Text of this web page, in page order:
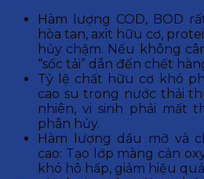
Hàm lượng COD, BOD
hòa tan, axit hữu cơ,
hủy chậm. Nếu không
“sốc tải” dẫn đến chết
Tỷ lệ chất hữu cơ khó
cao su trong nước thải
nhiên, vi sinh phải mất
phân hủy.
Hàm lượng dầu mỡ và
cao: Tạo lớp màng cản
khó hô hấp, giảm hiệu